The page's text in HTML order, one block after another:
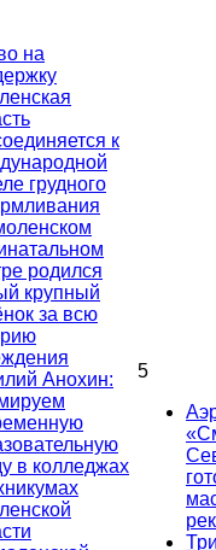
на
к
грудного
родился
крупный
за всю
Анохин:
в колледжах
5